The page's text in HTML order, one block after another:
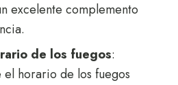
excelente complemento
de los fuegos:
horario de los fuegos